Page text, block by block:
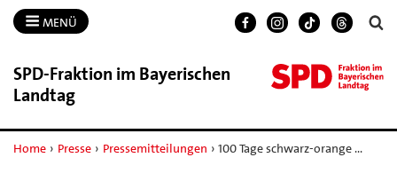
MENÜ
SPD-​Fraktion im Bayerischen
Landtag
Home › Presse › Pressemitteilungen › 100 Tage schwarz-orange …